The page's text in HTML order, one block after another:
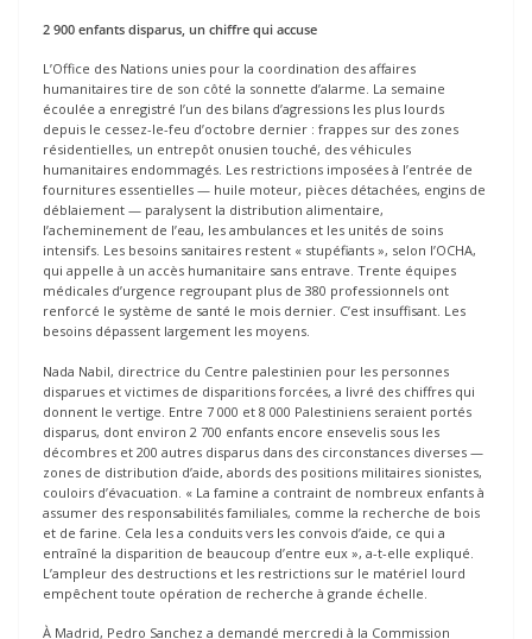
2 900 enfants disparus, un chiffre qui accuse
L’Office des Nations unies pour la coordination des affaires
humanitaires tire de son côté la sonnette d’alarme. La semaine
écoulée a enregistré l’un des bilans d’agressions les plus lourds
depuis le cessez-le-feu d’octobre dernier : frappes sur des zones
résidentielles, un entrepôt onusien touché, des véhicules
humanitaires endommagés. Les restrictions imposées à l’entrée de
fournitures essentielles — huile moteur, pièces détachées, engins de
déblaiement — paralysent la distribution alimentaire,
l’acheminement de l’eau, les ambulances et les unités de soins
intensifs. Les besoins sanitaires restent « stupéfiants », selon l’OCHA,
qui appelle à un accès humanitaire sans entrave. Trente équipes
médicales d’urgence regroupant plus de 380 professionnels ont
renforcé le système de santé le mois dernier. C’est insuffisant. Les
besoins dépassent largement les moyens.
Nada Nabil, directrice du Centre palestinien pour les personnes
disparues et victimes de disparitions forcées, a livré des chiffres qui
donnent le vertige. Entre 7 000 et 8 000 Palestiniens seraient portés
disparus, dont environ 2 700 enfants encore ensevelis sous les
décombres et 200 autres disparus dans des circonstances diverses —
zones de distribution d’aide, abords des positions militaires sionistes,
couloirs d’évacuation. « La famine a contraint de nombreux enfants à
assumer des responsabilités familiales, comme la recherche de bois
et de farine. Cela les a conduits vers les convois d’aide, ce qui a
entraîné la disparition de beaucoup d’entre eux », a-t-elle expliqué.
L’ampleur des destructions et les restrictions sur le matériel lourd
empêchent toute opération de recherche à grande échelle.
À Madrid, Pedro Sanchez a demandé mercredi à la Commission